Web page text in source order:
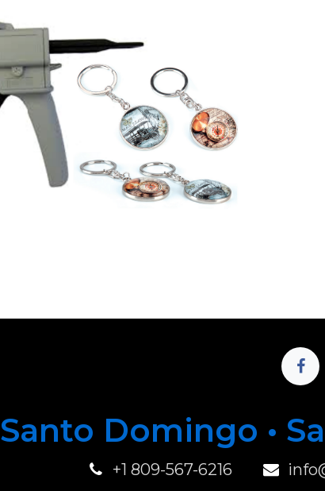
Santo Domingo •
+1 809-567-6216